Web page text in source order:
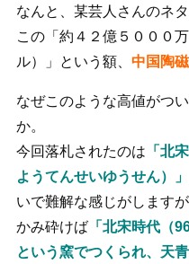
なんと、某芸人さんのネ
この「約４２億５０００
ル）」という額、 中国陶
なぜこのような高値がつ
か。
今回落札されたのは 「北
ようてんせいゆうせん）」
いで難解な感じがします
かみ砕けば「北宋時代（
という窯でつくられ、天